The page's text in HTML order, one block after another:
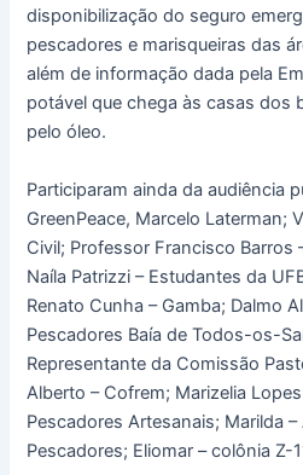
disponibilização do seguro
pescadores e marisqueiras das
além de informação dada pela
potável que chega às casas dos
pelo óleo.
Participaram ainda da audiência
GreenPeace, Marcelo Laterman;
Civil; Professor Francisco Barros
Naíla Patrizzi – Estudantes da
Renato Cunha – Gamba; Dalmo
Pescadores Baía de Todos-os-
Representante da Comissão
Alberto – Cofrem; Marizelia
Pescadores Artesanais; Marilda
Pescadores; Eliomar – colônia Z-